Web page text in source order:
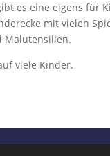
es eine eigens für
mit vielen
Malutensilien.
viele Kinder.